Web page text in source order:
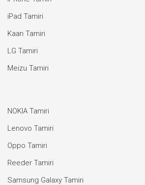
iPad Tamiri
Kaan Tamiri
LG Tamiri
Meizu Tamiri
NOKIA Tamiri
Lenovo Tamiri
Oppo Tamiri
Reeder Tamiri
Samsung Galaxy Tamiri